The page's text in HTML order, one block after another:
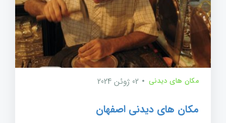
مکان های دیدنی 02 ژوئن 2024
مکان های دیدنی اصفهان